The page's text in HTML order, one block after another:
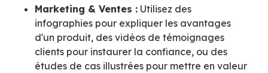
Marketing & Ventes : Utilisez des
infographies pour expliquer les avantages
d'un produit, des vidéos de témoignages
clients pour instaurer la confiance, ou des
études de cas illustrées pour mettre en valeur